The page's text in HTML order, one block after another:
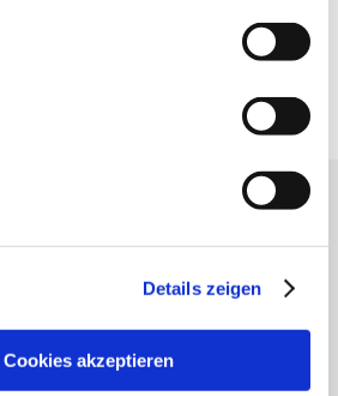
Details zeigen
akzeptieren
Angeboten in
immer up-to-date.